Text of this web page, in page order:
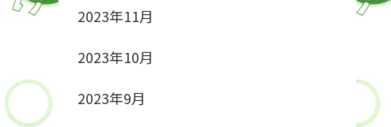
2023年11月
2023年10月
2023年9月